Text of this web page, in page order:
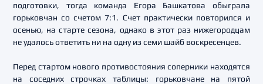
подготовки, тогда команда Егора Башкатова обыграла
горьковчан со счетом 7:1. Счет практически повторился и
осенью, на старте сезона, однако в этот раз нижегородцам
не удалось ответить ни на одну из семи шайб воскресенцев.
Перед стартом нового противостояния соперники находятся
на соседних строчках таблицы: горьковчане на пятой